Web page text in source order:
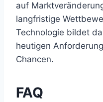
auf
langfristige
Technologie bildet
heutigen
Chancen.
FAQ